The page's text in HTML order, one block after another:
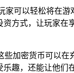
可以轻松将在
方式，让玩家
些加密货币可以在
趣，还能让他